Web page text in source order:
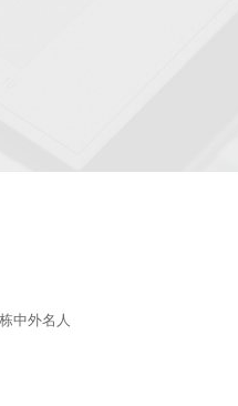
中外名人